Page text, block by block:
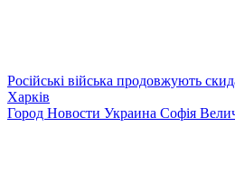
Російські війська продовжують
Харків
Город Новости Украина Софія